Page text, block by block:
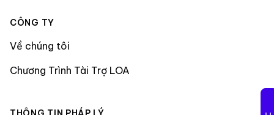
CÔNG TY
Về chúng tôi
Chương Trình Tài Trợ LOA